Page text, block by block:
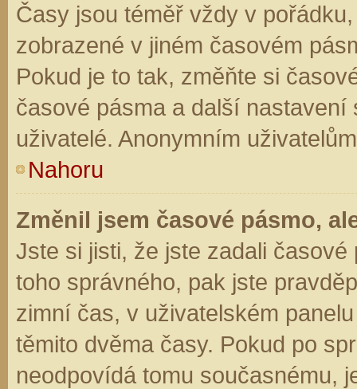
Časy jsou téměř vždy v
zobrazené v jiném časovém
Pokud je to tak, změňte si
časové pásma a další
uživatelé. Anonymním
Nahoru
Změnil jsem časové pásmo,
Jste si jisti, že jste zadali
toho správného, pak jste
zimní čas, v uživatelském
těmito dvěma časy. Pokud po
neodpovídá tomu současnému,